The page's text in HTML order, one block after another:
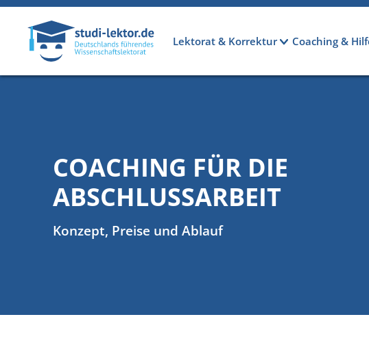
Direkt zum Inhalt
Lektorat & Korrektur Coaching &
COACHING FÜR DIE
ABSCHLUSSARBEIT
Konzept, Preise und Ablauf